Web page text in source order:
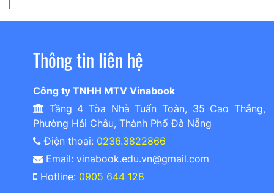
Thông tin liên hệ
Công ty TNHH MTV Vinabook
Tầng 4 Tòa Nhà Tuấn Toàn, 35 Cao Thắng,
Phường Hải Châu, Thành Phố Đà Nẵng
Điện thoại: 0236.3822866
Email: vinabook.edu.vn@gmail.com
Hotline: 0905 644 128